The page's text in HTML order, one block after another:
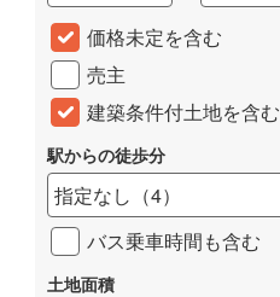
価格未定を含む
売主
建築条件付土地を含む
駅からの徒歩分
指定なし （4）
バス乗車時間も含む
土地面積
南海和歌山港線(8 )
南海空港線
南海泉北線(110)
国際文化公園都市モノレール
紀州鉄道 (2
神戸電鉄三田線(13)